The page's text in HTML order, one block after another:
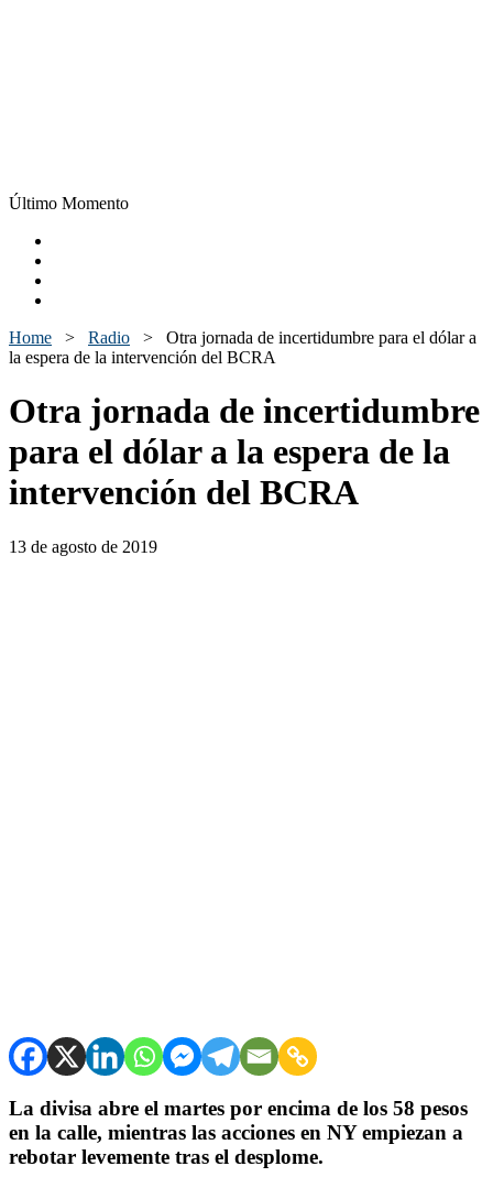
Último Momento
Home > Radio > Otra jornada de incertidumbre para el dólar a
la espera de la intervención del BCRA
Otra jornada de incertidumbre
para el dólar a la espera de la
intervención del BCRA
13 de agosto de 2019
La divisa abre el martes por encima de los 58 pesos
en la calle, mientras las acciones en NY empiezan a
rebotar levemente tras el desplome.